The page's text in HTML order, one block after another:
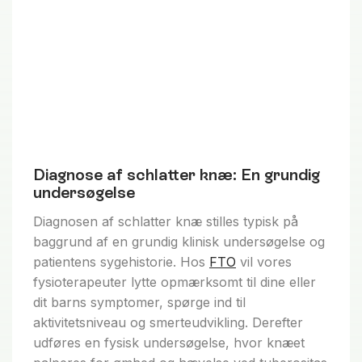
Diagnose af schlatter knæ: En grundig
undersøgelse
Diagnosen af schlatter knæ stilles typisk på
baggrund af en grundig klinisk undersøgelse og
patientens sygehistorie. Hos FTO vil vores
fysioterapeuter lytte opmærksomt til dine eller
dit barns symptomer, spørge ind til
aktivitetsniveau og smerteudvikling. Derefter
udføres en fysisk undersøgelse, hvor knæet